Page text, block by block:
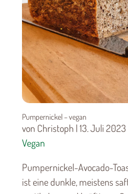
Pumpernickel – vegan
von Christoph | 13. Juli 2023
Vegan
Pumpernickel-Avocado-
ist eine dunkle, meistens